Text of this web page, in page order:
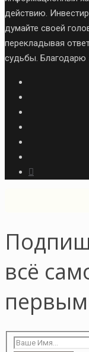
действию.
думайте своей
перекладывая
судьбы. Благодарю
всё